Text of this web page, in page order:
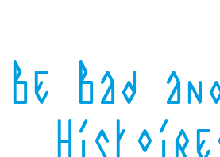
Be Bad